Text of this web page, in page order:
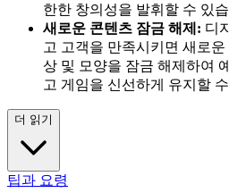
한한 창의성을 발휘할 수 있
새로운 콘텐츠 잠금 해제: 디
고 고객을 만족시키면 새로
상 및 모양을 잠금 해제하여
고 게임을 신선하게 유지할
더 읽기
팁과 요령